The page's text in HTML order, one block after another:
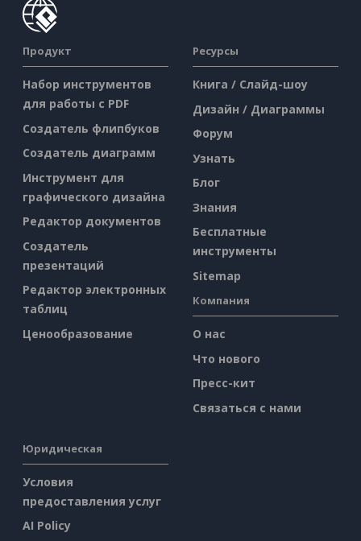
Продукт
Набор инструментов
для работы с PDF
Создатель флипбуков
Создатель диаграмм
Инструмент для
графического дизайна
Редактор документов
Создатель
презентаций
Редактор электронных
таблиц
Ценообразование
Ресурсы
Книга / Слайд-шоу
Дизайн / Диаграммы
Форум
Узнать
Блог
Знания
Бесплатные
инструменты
Sitemap
Компания
О нас
Что нового
Пресс-кит
Связаться с нами
Юридическая
Условия
предоставления услуг
AI Policy